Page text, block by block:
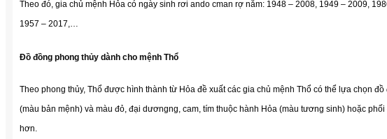
Theo đó, gia chủ mệnh Hỏa có ngày sinh rơi ando cman rợ năm: 1948 – 2008, 1949 – 2009,
1957 – 2017,…
Đồ đồng phong thủy dành cho mệnh Thổ
Theo phong thủy, Thổ được hình thành từ Hỏa đề xuất các gia chủ mệnh Thổ có thể lựa chọn
(màu bản mệnh) và màu đỏ, đại dươngng, cam, tím thuộc hành Hỏa (màu tương sinh) hoặc
hơn.